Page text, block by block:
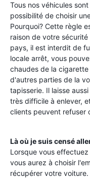
Tous nos véhicules
possibilité de choisir
Pourquoi? Cette règle
raison de votre
pays, il est interdit de
locale arrêt, vous
chaudes de la
d'autres parties de la
tapisserie. Il laisse
très difficile à enlever,
clients peuvent refuser
Là où je suis censé
Lorsque vous
vous aurez à choisir
récupérer votre